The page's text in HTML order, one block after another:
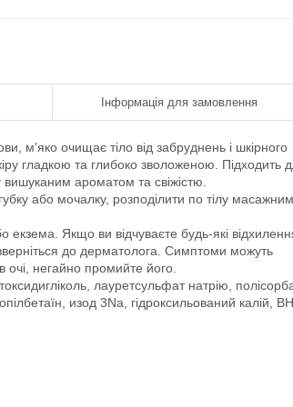
Інформація для замовлення
м'яко очищає тіло від забруднень і шкірного
гладкою та глибоко зволоженою. Підходить
вишуканим ароматом та свіжістю.
або мочалку, розподілити по тілу
Якщо ви відчуваєте будь-які
до дерматолога. Симптоми можуть
негайно промийте його.
лауретсульфат натрію,
изод 3Na, гідроксильований калій,